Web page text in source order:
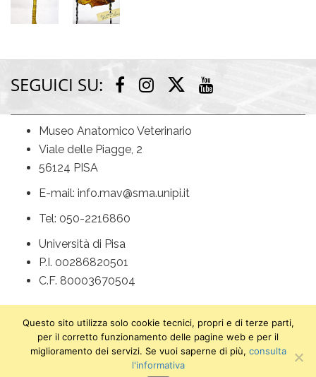
SEGUICI SU: Facebook
Instagram
Twitter
Museo Anatomico Veterinario
Viale delle Piagge, 2
56124 PISA
E-mail: info.mav@sma.unipi.it
Tel: 050-2216860
Università di Pisa
P.I. 00286820501
C.F. 80003670504
© 2018 Museo Anatomico Veterinario
Questo sito utilizza solo cookie tecnici, propri e di terze parti,
per il corretto funzionamento delle pagine web e per il
miglioramento dei servizi. Se vuoi saperne di più, consulta
l'informativa